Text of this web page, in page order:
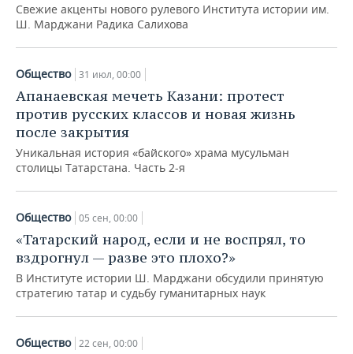
Свежие акценты нового рулевого Института истории им.
Ш. Марджани Радика Салихова
Общество 31 июл, 00:00
Апанаевская мечеть Казани: протест
против русских классов и новая жизнь
после закрытия
Уникальная история «байского» храма мусульман
столицы Татарстана. Часть 2-я
Общество 05 сен, 00:00
«Татарский народ, если и не воспрял, то
вздрогнул — разве это плохо?»
В Институте истории Ш. Марджани обсудили принятую
стратегию татар и судьбу гуманитарных наук
Общество 22 сен, 00:00